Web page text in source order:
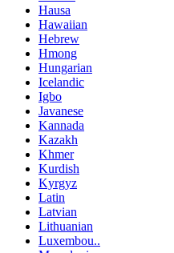
Hausa
Hawaiian
Hebrew
Hmong
Hungarian
Icelandic
Igbo
Javanese
Kannada
Kazakh
Khmer
Kurdish
Kyrgyz
Latin
Latvian
Lithuanian
Luxembou..